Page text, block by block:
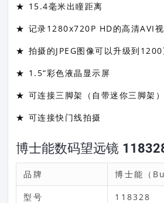
★ 15.4毫米出瞳距离
★ 记录1280x720P HD的高清AVI
★ 拍摄的JPEG图像可以升级到1200
★ 1.5“彩色液晶显示屏
★ 可连接三脚架（自带迷你三脚架）
★ 可连接快门线拍摄
博士能数码望远镜
品牌 博士能（
型号 118328